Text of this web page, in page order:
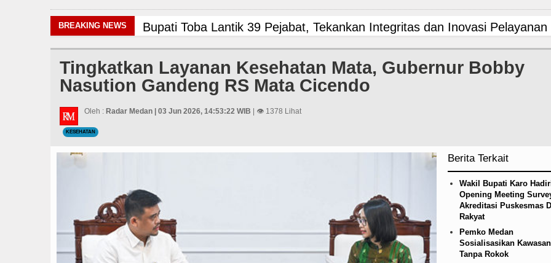
BREAKING NEWS Bupati Toba Lantik 39 Pejabat, Tekankan Integritas dan Inovasi Pelayanan
Arsenal Dibungkam Real Betis pada Laga Persahabatan di Dublin 5
PD AIJ Sumut Kembali Amankan Aset Pemprov di Binjai
Sebut LSL Pengidap HIV/AIDS di Jawa Barat Sebagai Gay Salah Kaprah
Bupati Taput Sambut Kunjungan Kapolda Sumut Hadiri Revitalisasi TK
LGB Minus T dan Q Sebagai Orientasi Seksual Hanya Ada di Alam Pikiran
Rico Waas Nonaktifkan Lurah AUR, Tegaskan Tak Toleransi
Tingkatkan Layanan Kesehatan Mata, Gubernur Bobby
Nasution Gandeng RS Mata Cicendo
Oleh : Radar Medan | 03 Jun 2026, 14:53:22 WIB | 👁 1378 Lihat
KESEHATAN
Berita Terkait
Wakil Bupati Karo
Opening Meeting
Akreditasi Puskesmas
Rakyat
Pemko Medan
Sosialisasikan Kawasan
Tanpa Rokok